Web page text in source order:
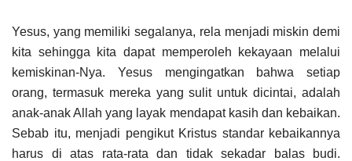
Yesus, yang memiliki segalanya, rela menjadi miskin demi
kita sehingga kita dapat memperoleh kekayaan melalui
kemiskinan-Nya. Yesus mengingatkan bahwa setiap
orang, termasuk mereka yang sulit untuk dicintai, adalah
anak-anak Allah yang layak mendapat kasih dan kebaikan.
Sebab itu, menjadi pengikut Kristus standar kebaikannya
harus di atas rata-rata dan tidak sekadar balas budi.